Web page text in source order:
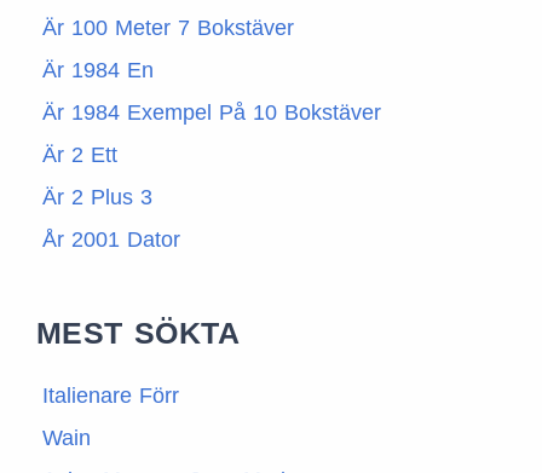
Är 100 Meter 7 Bokstäver
Är 1984 En
Är 1984 Exempel På 10 Bokstäver
Är 2 Ett
Är 2 Plus 3
År 2001 Dator
MEST SÖKTA
Italienare Förr
Wain